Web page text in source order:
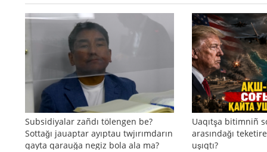
Subsidiyalar zañdı tölengen be?
Sottağı jauaptar ayıptau twjırımdarın
qayta qarauğa negiz bola ala ma?
Uaqıtşa bitimniñ
arasındağı
uşıqtı?